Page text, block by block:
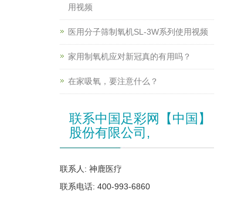
用视频
医用分子筛制氧机SL-3W系列使用视频
家用制氧机应对新冠真的有用吗？
在家吸氧，要注意什么？
联系中国足彩网【中国】
股份有限公司,
联系人: 神鹿医疗
联系电话: 400-993-6860